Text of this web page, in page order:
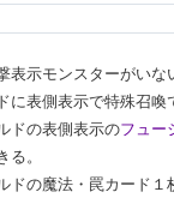
表示モンスターがいな
に表側表示で特殊召喚
ドの表側表示のフュー
る。
ドの魔法・罠カード